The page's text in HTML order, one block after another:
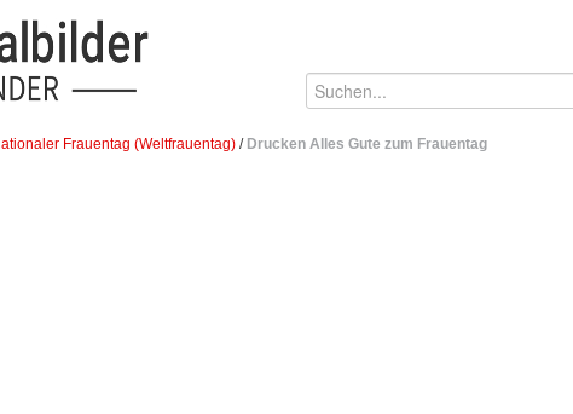
Frauentag (Weltfrauentag) / Drucken Alles Gute zum Frauentag